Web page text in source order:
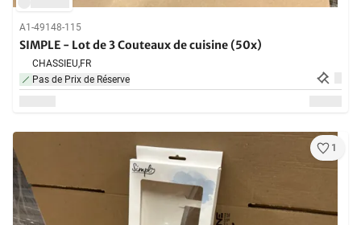
A1-49148-115
SIMPLE - Lot de 3 Couteaux de cuisine (50x)
CHASSIEU,FR
Pas de Prix de Réserve
1